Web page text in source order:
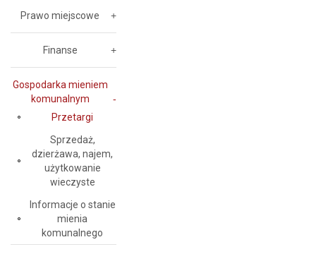
Prawo miejscowe
Finanse
Gospodarka mieniem
komunalnym
Przetargi
Sprzedaż,
dzierżawa, najem,
użytkowanie
wieczyste
Informacje o stanie
mienia
komunalnego